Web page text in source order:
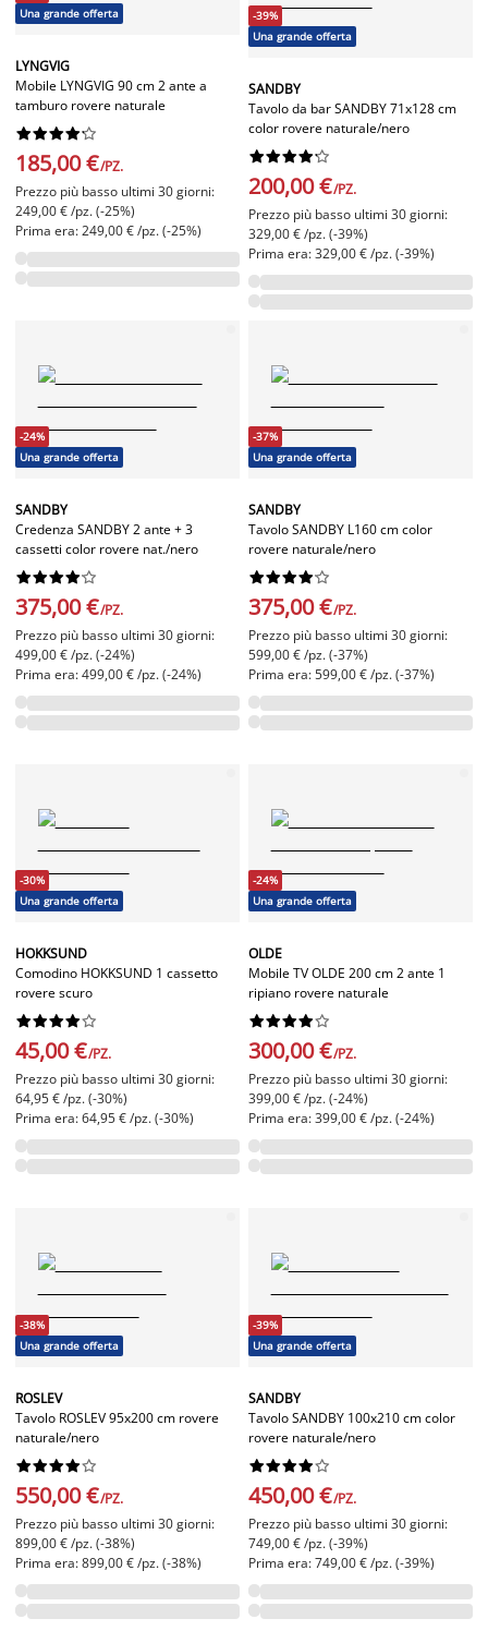
Una grande offerta
LYNGVIG
Mobile LYNGVIG 90 cm 2 ante a
tamburo rovere naturale






185,00 €/PZ.
Prezzo più basso ultimi 30 giorni:
249,00 € /pz. (-25%)
Prima era: 249,00 € /pz. (-25%)
-39%
Una grande offerta
SANDBY
Tavolo da bar SANDBY 71x128 cm
color rovere naturale/nero






200,00 €/PZ.
Prezzo più basso ultimi 30 giorni:
329,00 € /pz. (-39%)
Prima era: 329,00 € /pz. (-39%)
-24%
Una grande offerta
SANDBY
Credenza SANDBY 2 ante + 3
cassetti color rovere nat./nero






375,00 €/PZ.
Prezzo più basso ultimi 30 giorni:
499,00 € /pz. (-24%)
Prima era: 499,00 € /pz. (-24%)
-37%
Una grande offerta
SANDBY
Tavolo SANDBY L160 cm color
rovere naturale/nero






375,00 €/PZ.
Prezzo più basso ultimi 30 giorni:
599,00 € /pz. (-37%)
Prima era: 599,00 € /pz. (-37%)
-30%
Una grande offerta
HOKKSUND
Comodino HOKKSUND 1 cassetto
rovere scuro






45,00 €/PZ.
Prezzo più basso ultimi 30 giorni:
64,95 € /pz. (-30%)
Prima era: 64,95 € /pz. (-30%)
-24%
Una grande offerta
OLDE
Mobile TV OLDE 200 cm 2 ante 1
ripiano rovere naturale






300,00 €/PZ.
Prezzo più basso ultimi 30 giorni:
399,00 € /pz. (-24%)
Prima era: 399,00 € /pz. (-24%)
-38%
Una grande offerta
ROSLEV
Tavolo ROSLEV 95x200 cm rovere
naturale/nero






550,00 €/PZ.
Prezzo più basso ultimi 30 giorni:
899,00 € /pz. (-38%)
Prima era: 899,00 € /pz. (-38%)
-39%
Una grande offerta
SANDBY
Tavolo SANDBY 100x210 cm color
rovere naturale/nero






450,00 €/PZ.
Prezzo più basso ultimi 30 giorni:
749,00 € /pz. (-39%)
Prima era: 749,00 € /pz. (-39%)